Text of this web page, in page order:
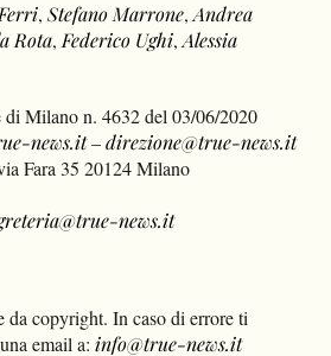
,Stefano Marrone,Andrea
Rota, Federico Ughi,Alessia
di Milano n. 4632 del 03/06/2020
news.it–direzione@true-news.it
Fara 35 20124 Milano
news.it
copyright. In caso di errore ti
email a: info@true-news.it